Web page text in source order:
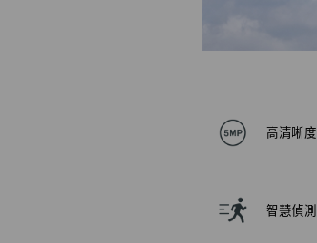
高清晰度
智慧偵測